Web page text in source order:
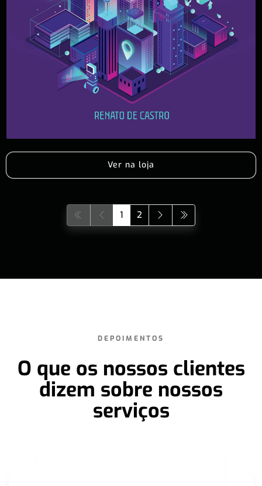
Ver na loja
1 2
DEPOIMENTOS
O que os nossos clientes
dizem sobre nossos
serviços